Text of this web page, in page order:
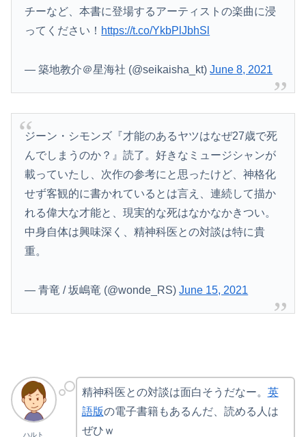
チーなど、本書に登場するアーティストの楽曲に浸
ってください！ https://t.co/YkbPlJbhSl
— 築地教介＠星海社 (@seikaisha_kt)June 8, 2021
ジーン・シモンズ『才能のあるヤツはなぜ27歳で死
んでしまうのか？』読了。好きなミュージシャンが
載っていたし、次作の参考にと思ったけど、神格化
せず客観的に書かれているとは言え、連続して描か
れる偉大な才能と、現実的な死はなかなかきつい。
中身自体は興味深く、精神科医との対談は特に貴
重。
— 青竜 / 坂嶋竜 (@wonde_RS)June 15, 2021
ハルト
精神科医との対談は面白そうだなー。 英
語版の電子書籍もあるんだ、読める人は
ぜひｗ